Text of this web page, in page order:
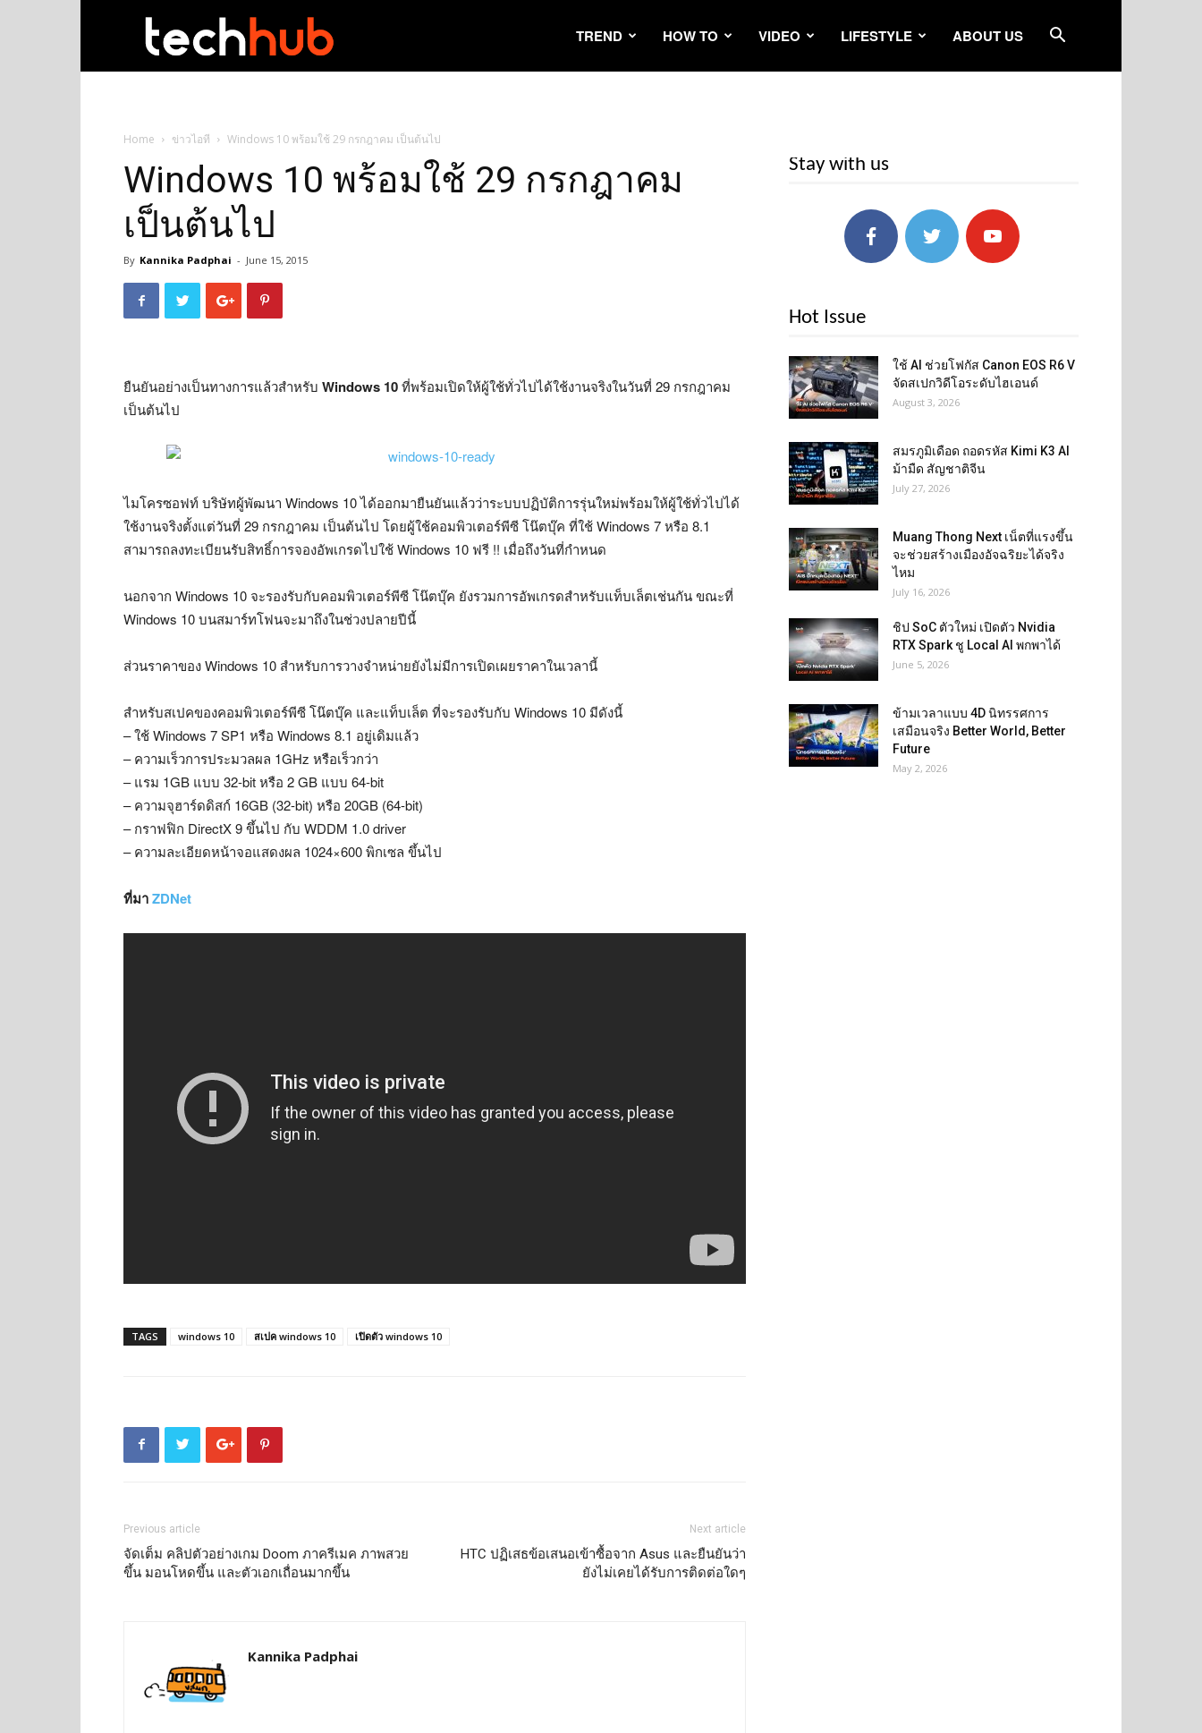
TREND HOW TO VIDEO LIFESTYLE ABOUT US
Home ข่าวไอที Windows 10 พร้อมใช้ 29 กรกฎาคม เป็นต้นไป
Windows 10 พร้อมใช้ 29 กรกฎาคม
เป็นต้นไป
By Kannika Padphai - June 15, 2015
ยืนยันอย่างเป็นทางการแล้วสำหรับ Windows 10ที่พร้อมเปิดให้ผู้ใช้ทั่วไปได้ใช้งานจริงในวันที่ 29 กรกฎาคม
เป็นต้นไป
ไมโครซอฟท์ บริษัทผู้พัฒนา Windows 10 ได้ออกมายืนยันแล้วว่าระบบปฏิบัติการรุ่นใหม่พร้อมให้ผู้ใช้ทั่วไปได้
ใช้งานจริงตั้งแต่วันที่ 29 กรกฎาคม เป็นต้นไป โดยผู้ใช้คอมพิวเตอร์พีซี โน๊ตบุ๊ค ที่ใช้ Windows 7 หรือ 8.1
สามารถลงทะเบียนรับสิทธิ์การจองอัพเกรดไปใช้ Windows 10 ฟรี !! เมื่อถึงวันที่กำหนด
นอกจาก Windows 10 จะรองรับกับคอมพิวเตอร์พีซี โน๊ตบุ๊ค ยังรวมการอัพเกรดสำหรับแท็บเล็ตเช่นกัน ขณะที่
Windows 10 บนสมาร์ทโฟนจะมาถึงในช่วงปลายปีนี้
ส่วนราคาของ Windows 10 สำหรับการวางจำหน่ายยังไม่มีการเปิดเผยราคาในเวลานี้
สำหรับสเปคของคอมพิวเตอร์พีซี โน๊ตบุ๊ค และแท็บเล็ต ที่จะรองรับกับ Windows 10 มีดังนี้
– ใช้ Windows 7 SP1 หรือ Windows 8.1 อยู่เดิมแล้ว
– ความเร็วการประมวลผล 1GHz หรือเร็วกว่า
– แรม 1GB แบบ 32-bit หรือ 2 GB แบบ 64-bit
– ความจุฮาร์ดดิสก์ 16GB (32-bit) หรือ 20GB (64-bit)
– กราฟฟิก DirectX 9 ขึ้นไป กับ WDDM 1.0 driver
– ความละเอียดหน้าจอแสดงผล 1024×600 พิกเซล ขึ้นไป
ที่มาZDNet
TAGS windows 10 สเปค windows 10 เปิดตัว windows 10
Previous article
จัดเต็ม คลิปตัวอย่างเกม Doom ภาครีเมค ภาพสวย
ขึ้น มอนโหดขึ้น และตัวเอกเถื่อนมากขึ้น
Next article
HTC ปฏิเสธข้อเสนอเข้าซื้อจาก Asus และยืนยันว่า
ยังไม่เคยได้รับการติดต่อใดๆ
Kannika Padphai
Stay with us
Hot Issue
ใช้ AI ช่วยโฟกัส Canon EOS R6 V
จัดสเปกวิดีโอระดับไฮเอนด์
August 3, 2026
สมรภูมิเดือด ถอดรหัส Kimi K3 AI
ม้ามืด สัญชาติจีน
July 27, 2026
Muang Thong Next เน็ตที่แรงขึ้น
จะช่วยสร้างเมืองอัจฉริยะได้จริง
ไหม
July 16, 2026
ชิป SoC ตัวใหม่ เปิดตัว Nvidia
RTX Spark ชู Local AI พกพาได้
June 5, 2026
ข้ามเวลาแบบ 4D นิทรรศการ
เสมือนจริง Better World, Better
Future
May 2, 2026